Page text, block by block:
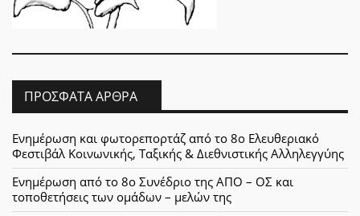
ΠΡΌΣΦΑΤΑ ΆΡΘΡΑ
Ενημέρωση και φωτορεπορτάζ από το 8ο Ελευθεριακό
Φεστιβάλ Κοινωνικής, Ταξικής & Διεθνιστικής Αλληλεγγύης
Ενημέρωση από το 8ο Συνέδριο της ΑΠΟ – ΟΣ και
τοποθετήσεις των ομάδων – μελών της